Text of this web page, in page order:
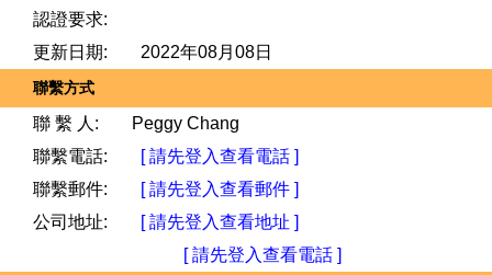
認證要求:
更新日期:
2022年08月08日
聯繫方式
聯 繫 人:
Peggy Chang
聯繫電話:
[ 請先登入查看電話 ]
聯繫郵件:
[ 請先登入查看郵件 ]
公司地址:
[ 請先登入查看地址 ]
[ 請先登入查看電話 ]